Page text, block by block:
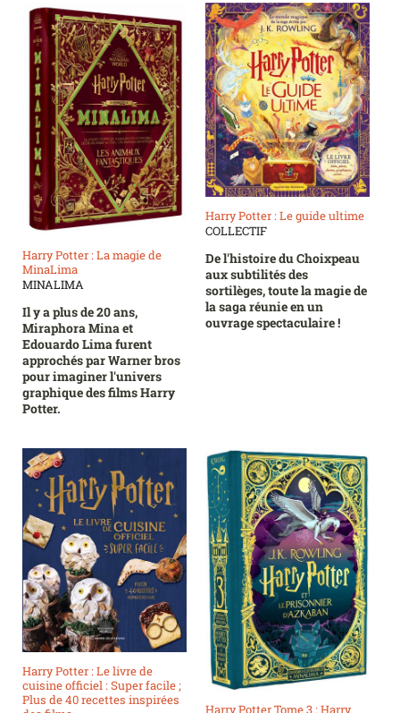
Harry Potter : La magie de
MinaLima
MINALIMA
Il y a plus de 20 ans,
Miraphora Mina et
Edouardo Lima furent
approchés par Warner bros
pour imaginer l'univers
graphique des films Harry
Potter.
Harry Potter : Le guide ultime
COLLECTIF
De l'histoire du Choixpeau
aux subtilités des
sortilèges, toute la magie de
la saga réunie en un
ouvrage spectaculaire !
Harry Potter : Le livre de
cuisine officiel : Super facile ;
Plus de 40 recettes inspirées
Harry Potter Tome 3 : Harry